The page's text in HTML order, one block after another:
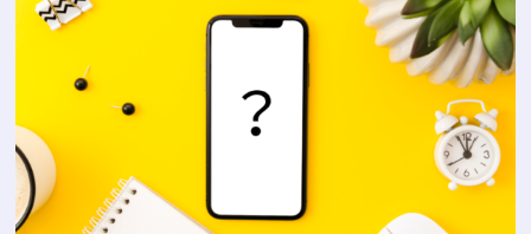
知られざるアップデ...もっと読む »